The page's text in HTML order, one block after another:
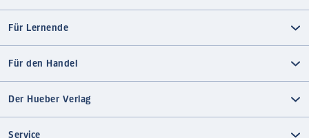
Für Lernende
Für den Handel
Der Hueber Verlag
Service